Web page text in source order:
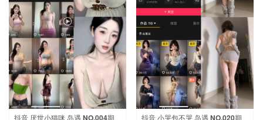

抖音 厌世小猫咪 岛遇 NO.004期 抖音 小哭包不哭 岛遇 NO.020期